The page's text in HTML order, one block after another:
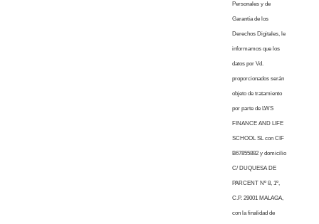
Personales y de
Garantía de los
Derechos Digitales, le
informamos que los
datos por Vd.
proporcionados serán
objeto de tratamiento
por parte de LWS
FINANCE AND LIFE
SCHOOL SL con CIF
B67855882 y domicilio
C/ DUQUESA DE
PARCENT Nº 8, 1º,
C.P. 29001 MALAGA,
con la finalidad de